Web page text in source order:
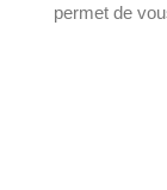
permet de